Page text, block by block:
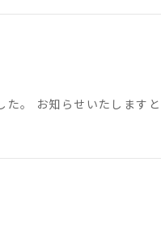
た。 お知らせいたしますと